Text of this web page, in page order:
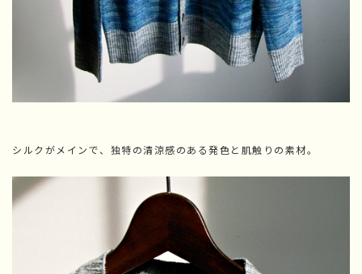
シルクがメインで、独特の清涼感のある発色と肌触りの素材。